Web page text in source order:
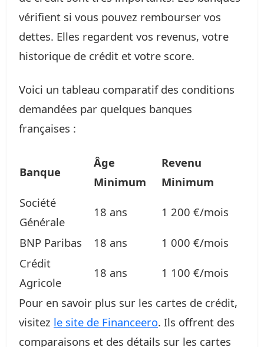
vérifient si vous pouvez rembourser vos
dettes. Elles regardent vos revenus, votre
historique de crédit et votre score.
Voici un tableau comparatif des conditions
demandées par quelques banques
françaises :
Banque
Âge
Minimum
Revenu
Minimum
Société
Générale
18 ans 1 200 €/mois
BNP Paribas 18 ans
1 000 €/mois
Crédit
Agricole
18 ans 1 100 €/mois
Pour en savoir plus sur les cartes de crédit,
visitez le site de Financeero. Ils offrent des
comparaisons et des détails sur les cartes